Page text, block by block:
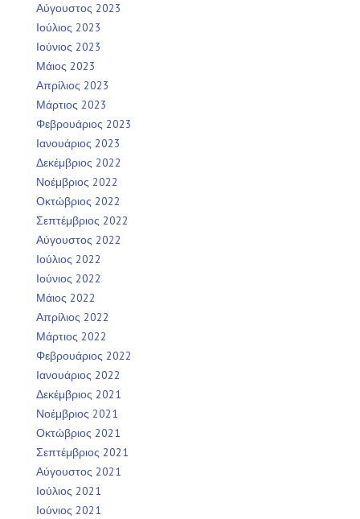
Αύγουστος 2023
Ιούλιος 2023
Ιούνιος 2023
Μάιος 2023
Απρίλιος 2023
Μάρτιος 2023
Φεβρουάριος 2023
Ιανουάριος 2023
Δεκέμβριος 2022
Νοέμβριος 2022
Οκτώβριος 2022
Σεπτέμβριος 2022
Αύγουστος 2022
Ιούλιος 2022
Ιούνιος 2022
Μάιος 2022
Απρίλιος 2022
Μάρτιος 2022
Φεβρουάριος 2022
Ιανουάριος 2022
Δεκέμβριος 2021
Νοέμβριος 2021
Οκτώβριος 2021
Σεπτέμβριος 2021
Αύγουστος 2021
Ιούλιος 2021
Ιούνιος 2021